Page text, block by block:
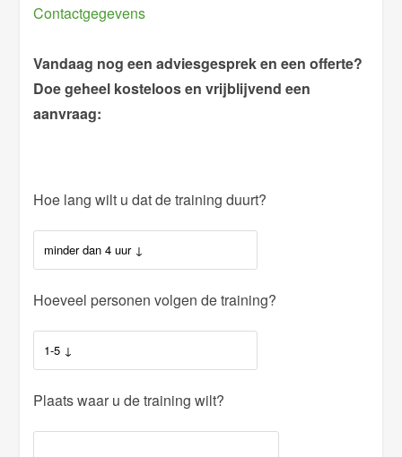
Contactgegevens
Vandaag nog een adviesgesprek en een offerte?
Doe geheel kosteloos en vrijblijvend een
aanvraag:
Hoe lang wilt u dat de training duurt?
Hoeveel personen volgen de training?
Plaats waar u de training wilt?